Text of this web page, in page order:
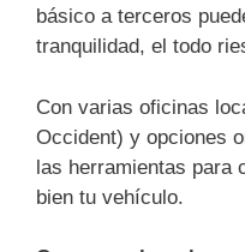
básico a terceros
tranquilidad, el todo
Con varias oficinas
Occident) y opciones
las herramientas para
bien tu vehículo.